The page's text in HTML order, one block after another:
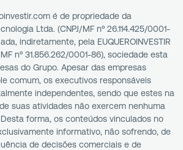
é de propriedade da
Ltda. (CNPJ/MF nº 26.114.425/0001-
indiretamente, pela EUQUEROINVESTIR
MF nº 31.856.262/0001-86), sociedade esta
do Grupo. Apesar das empresas
comum, os executivos responsáveis
independentes, sendo que estes na
suas atividades não exercem nenhuma
forma, os conteúdos vinculados no
informativo, não sofrendo, de
de decisões comerciais e de